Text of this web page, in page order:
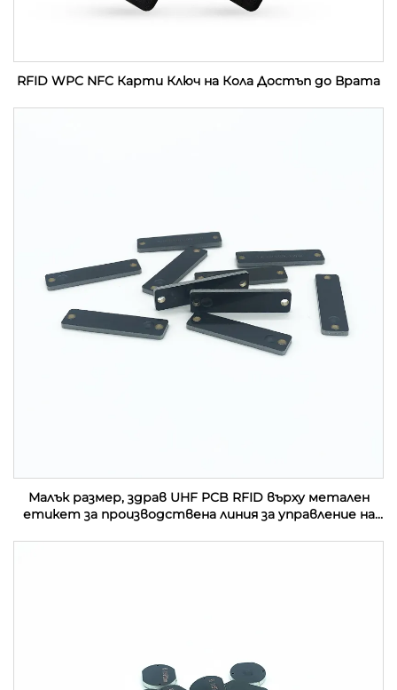
RFID WPC NFC Карти Ключ на Кола Достъп до Врата
Малък размер, здрав UHF PCB RFID върху метален
етикет за производствена линия за управление на